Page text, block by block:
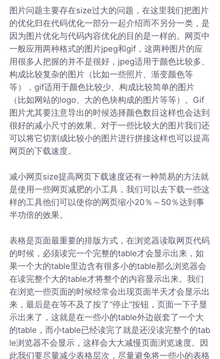
图片问题主要存在size过大的问题，在这里我们把图片
的优化归在代码优化一部分一起介绍而不另分一类，是
因为图片优化与代码内容优化的目的是一样的。网页中
一般应用两种格式的图片jpeg和gif，这两种图片的应
用很多人把握的并不是很好，jpeg适用于颜色比较多、
构成比较复杂的图片（比如一些照片、渐变颜色等
等），gif适用于颜色比较少、构成比较简单的图片
（比如网站的logo、大的色块构成的图片等等）。Gif
图片尤其要注意导出的时候选择颜色数目这样也会达到
很好的减小尺寸的效果。对于一些比较大的图片我们还
可以将它切割成比较小的图片进行拼接这样也可以提高
网页的下载速度。
减小网页size提高网页下载速度还有一种简易的方法就
是使用一些网页减肥的小工具，我们可以去下载一些这
样的工具他们可以使你的网页缩小20％～50％达到事
半功倍的效果。
表格是页面最重要的排版方式，在浏览器读取网页代码
的时候，必须读完一个完整的table才会显示出来，如
果一个大的table里边含有很多小的table那么浏览器会
在读完整个大的table才将整个的内容显示出来。我们
在浏览一些页面的时候经常会出现页面半天才会显示出
来，最后是在等不及了按了“停止”按钮，页面一下子显
示出来了，这就是在一些小的table外边嵌套了一个大
的table，而小table已经读完了就是还没读完整个的tab
le浏览器不会显示，这样会大大减慢页面浏览速度。因
此我们要尽量减少表格层次，尽量避免将一些小的表格